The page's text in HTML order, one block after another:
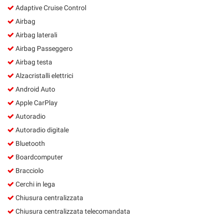
Adaptive Cruise Control
Airbag
Airbag laterali
Airbag Passeggero
Airbag testa
Alzacristalli elettrici
Android Auto
Apple CarPlay
Autoradio
Autoradio digitale
Bluetooth
Boardcomputer
Bracciolo
Cerchi in lega
Chiusura centralizzata
Chiusura centralizzata telecomandata